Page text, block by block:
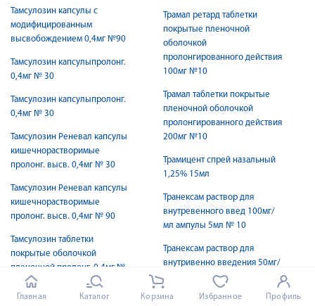
Тамсулозин капсулы с
модифицированным
высвобождением 0,4мг №90
Тамсулозин капсулыпролонг.
0,4мг № 30
Тамсулозин капсулыпролонг.
0,4мг № 30
Тамсулозин Реневал капсулы
кишечнорастворимые
пролонг. высв. 0,4мг № 30
Тамсулозин Реневал капсулы
кишечнорастворимые
пролонг. высв. 0,4мг № 90
Тамсулозин таблетки
покрытые оболочкой
пленочной пролонг. 0,4мг №
Трамал ретард таблетки
покрытые пленочной
оболочкой
пролонгированного действия
100мг №10
Трамал таблетки покрытые
пленочной оболочкой
пролонгированного действия
200мг №10
Трамицент спрей назальный
1,25% 15мл
Транексам раствор для
внутревенного введ 100мг/
мл ампулы 5мл № 10
Транексам раствор для
внутривенно введения 50мг/
мл №10
Транексам таблетки покрытые
Главная Каталог Корзина Избранное Профиль